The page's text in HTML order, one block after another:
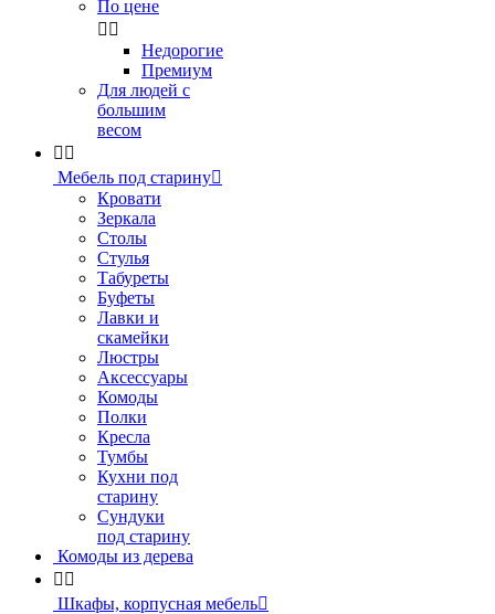
По цене
 
Недорогие
Премиум
Для людей с
большим
весом
 
Мебель под старину
Кровати
Зеркала
Столы
Стулья
Табуреты
Буфеты
Лавки и
скамейки
Люстры
Аксессуары
Комоды
Полки
Кресла
Тумбы
Кухни под
старину
Сундуки
под старину
Комоды из дерева
 
Шкафы, корпусная мебель